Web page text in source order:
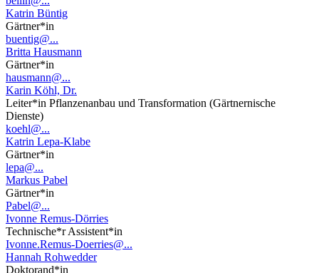
Katrin Büntig
Gärtner*in
buentig@...
Britta Hausmann
Gärtner*in
hausmann@...
Karin Köhl, Dr.
Leiter*in Pflanzenanbau und Transformation (Gärtnernische
Dienste)
koehl@...
Katrin Lepa-Klabe
Gärtner*in
lepa@...
Markus Pabel
Gärtner*in
Pabel@...
Ivonne Remus-Dörries
Technische*r Assistent*in
Ivonne.Remus-Doerries@...
Hannah Rohwedder
Doktorand*in